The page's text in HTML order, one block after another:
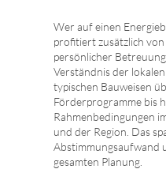
Wer auf einen
profitiert zusätzlich von
persönlicher
Verständnis der
typischen Bauweisen
Förderprogramme bis
Rahmenbedingungen
und der Region. Das
Abstimmungsaufwand
gesamten Planung.